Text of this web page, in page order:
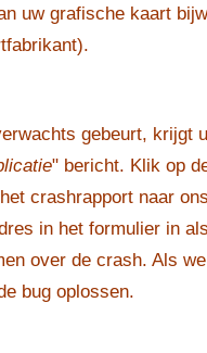
uw grafische kaart
gebeurt, krijgt
" bericht. Klik op
crashrapport naar
in het formulier in
over de crash. Als
bug oplossen.